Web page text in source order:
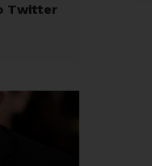
Twitter